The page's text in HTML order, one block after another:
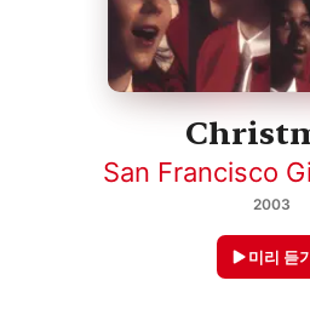
San Francisco
2003
미리 듣